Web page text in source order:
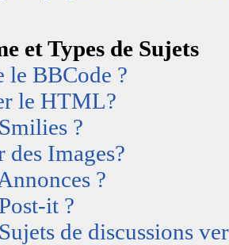
et Types de Sujets
le BBCode ?
le HTML?
?
des Images?
?
it ?
de discussions